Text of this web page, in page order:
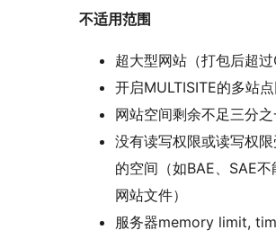
不适用范围
超大型网站（打包后超过
开启MULTISITE的多站
网站空间剩余不足三分之
没有读写权限或读写权
的空间（如BAE、SAE不
网站文件）
服务器memory limit,